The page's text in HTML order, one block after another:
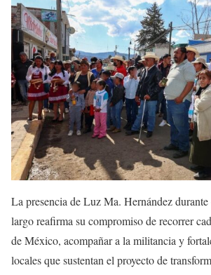
La presencia de Luz Ma. Hernández durante
largo reafirma su compromiso de recorrer
de México, acompañar a la militancia y
locales que sustentan el proyecto de